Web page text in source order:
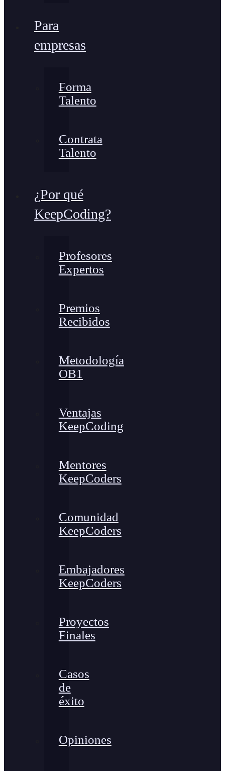
Para
empresas
Forma
Talento
Contrata
Talento
¿Por qué
KeepCoding?
Profesores
Expertos
Premios
Recibidos
Metodología
OB1
Ventajas
KeepCoding
Mentores
KeepCoders
Comunidad
KeepCoders
Embajadores
KeepCoders
Proyectos
Finales
Casos
de
éxito
Opiniones